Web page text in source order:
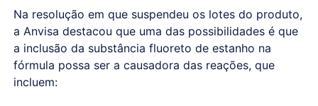
Na resolução em que suspendeu os lotes do produto,
a Anvisa destacou que uma das possibilidades é que
a inclusão da substância fluoreto de estanho na
fórmula possa ser a causadora das reações, que
incluem: